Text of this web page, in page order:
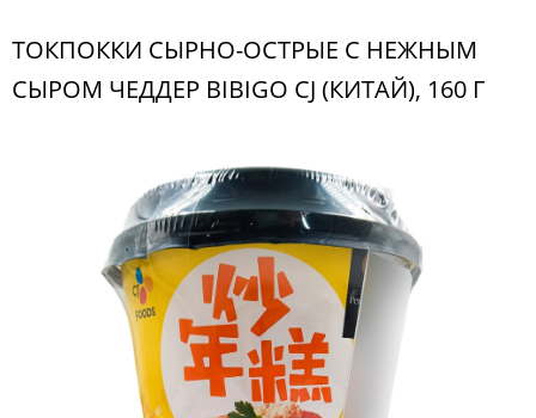
ТОКПОККИ СЫРНО-ОСТРЫЕ С НЕЖНЫМ
СЫРОМ ЧЕДДЕР BIBIGO CJ (КИТАЙ), 160 Г